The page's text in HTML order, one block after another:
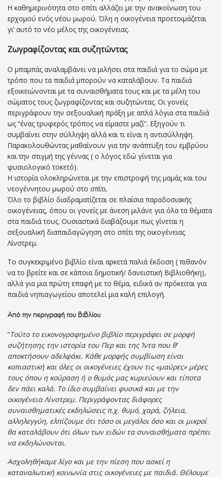
Η καθημερινότητα στο σπίτι αλλάζει με την ανακοίνωση του
ερχομού ενός νέου μωρού. Όλη η οικογένεια προετοιμάζεται
γι’ αυτό το νέο μέλος της οικογένειας.
Ζωγραφίζοντας και συζητώντας
Ο μπαμπάς αναλαμβάνει να μιλήσει στα παιδιά για το σώμα με
τρόπο που τα παιδιά μπορούν να καταλάβουν. Τα παιδιά
εξοικειώνονται με τα συναισθήματα τους και με τα μέλη του
σώματος τους ζωγραφίζοντας και συζητώντας. Οι γονείς
περιγράφουν την σεξουαλική πράξη με απλά λόγια στα παιδιά
ως “ένας τρυφερός τρόπος να είμαστε μαζί”. Εξηγούν τι
συμβαίνει στην σύλληψη αλλά και τι είναι η αντισύλληψη.
Παρακολουθώντας μαθαίνουν για την ανάπτυξη του εμβρύου
και την στιγμή της γέννας ( ο λόγος εδώ γίνεται για
φυσιολογικό τοκετό).
Η ιστορία ολοκληρώνεται με την επιστροφή της μαμάς και του
νεογέννητου μωρού στο σπίτι.
Όλο το βιβλίο διαδραματίζεται σε πλαίσια παραδοσιακής
οικογένειας, όπου οι γονείς με άνεση μιλάνε για όλα τα θέματα
στα παιδιά τους. Ουσιαστικά διαβάζουμε πως γίνεται η
σεξουαλική διαπαιδαγώγηση στο σπίτι της οικογένειας
Λίνστρεμ.
Το συγκεκριμένο βιβλίο είναι αρκετά παλιά έκδοση ( πιθανόν
να το βρείτε και σε κάποια δημοτική/ δανειστική Βιβλιοθήκη),
αλλά για μια πρώτη επαφή με το θέμα, ειδικά αν πρόκειται για
παιδιά νηπιαγωγείου αποτελεί μια καλή επιλογή.
Από την περιγραφή του βιβλίου
“Τούτο το εικονογραφημένο βιβλίο περιγράφει σε μορφή
συζήτησης την ιστορία του Περ και της Ίντα που θ’
αποκτήσουν αδελφάκι. Κάθε μορφής συμβίωση είναι
κοπιαστική και όλες οι οικογένειες έχουν τις «μαύρες» μέρες
τους όπου η κούραση ή ο θυμός μας κυριεύουν και τίποτα
δεν πάει καλά. Το ίδιο συμβαίνει φυσικά και με την
οικογένεια Λίνστρεμ. Περιγράφοντας διάφορες
συναισθηματικές εκδηλώσεις π.χ. θυμό, χαρά, ζήλεια,
αλληλεγγύη, ελπίζουμε ότι τόσο οι μεγάλοι όσο και οι μικροί
θα καταλάβουν ότι όλων των ειδών τα συναισθήματα πρέπει
να εκδηλώνονται.
Ασχοληθήκαμε λίγο και με την πίεση που ασκεί η
καταναλωτική κοινωνία στις οικογένειες με παιδιά. Θέλουμε